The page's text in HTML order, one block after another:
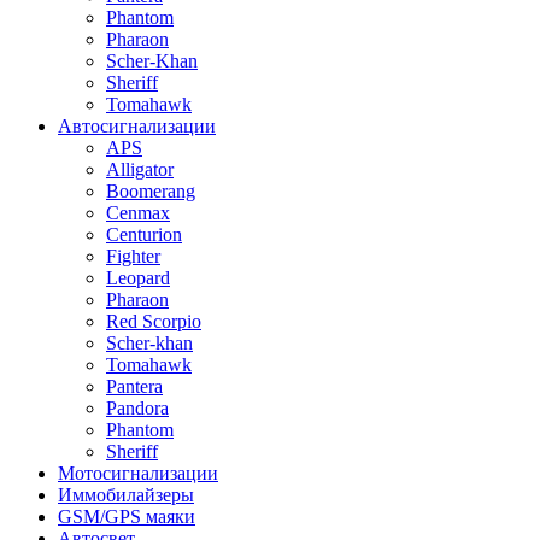
Phantom
Pharaon
Scher-Khan
Sheriff
Tomahawk
Автосигнализации
APS
Alligator
Boomerang
Cenmax
Centurion
Fighter
Leopard
Pharaon
Red Scorpio
Scher-khan
Tomahawk
Pantera
Pandora
Phantom
Sheriff
Мотосигнализации
Иммобилайзеры
GSM/GPS маяки